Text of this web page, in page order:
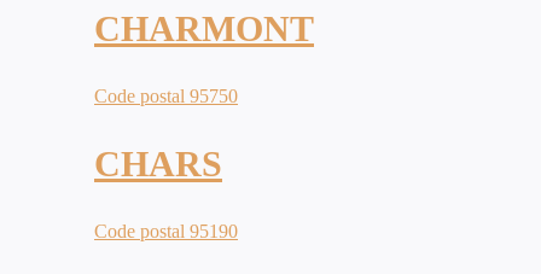
CHARMONT
Code postal 95750
CHARS
Code postal 95190